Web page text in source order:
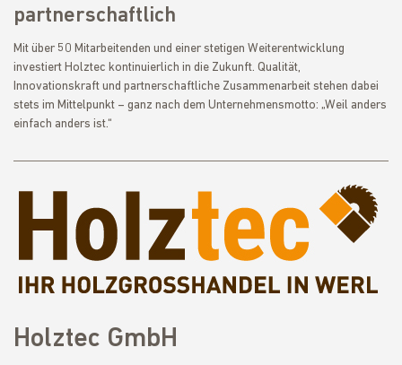
partnerschaftlich
Mit über 50 Mitarbeitenden und einer stetigen Weiterentwicklung
investiert Holztec kontinuierlich in die Zukunft. Qualität,
Innovationskraft und partnerschaftliche Zusammenarbeit stehen dabei
stets im Mittelpunkt – ganz nach dem Unternehmensmotto: „Weil anders
einfach anders ist.“
Holztec GmbH